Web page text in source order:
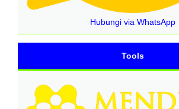
Hubungi via WhatsApp
Tools